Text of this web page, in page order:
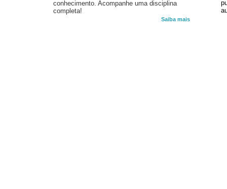
conhecimento. Acompanhe uma disciplina
completa!
Saiba mais